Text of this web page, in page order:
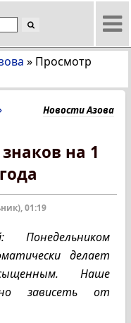
» Просмотр
Новости Азова
на 1
01:19
Понедельником
делает
Наше
зависеть от